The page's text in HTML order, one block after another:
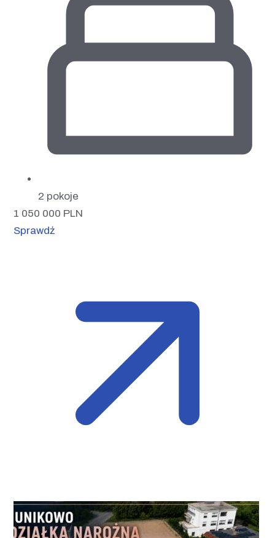
2 pokoje
1 050 000 PLN
Sprawdź